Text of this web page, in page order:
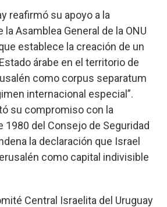
reafirmó su apoyo a la
Asamblea General de la ONU
establece la creación de un
árabe en el territorio de
como corpus separatum
internacional especial”.
su compromiso con la
1980 del Consejo de Seguridad
la declaración que Israel
como capital indivisible
Central Israelita del Uruguay